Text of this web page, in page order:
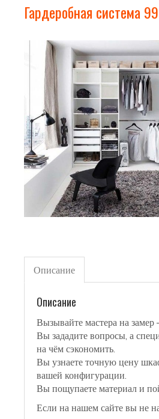
Гардеробная система 99
Описание
Описание
Вызывайте мастера на замер
Вы зададите вопросы, а
на чём сэкономить.
Вы узнаете точную цену
вашей конфигурации.
Вы пощупаете материал и
Если на нашем сайте вы не